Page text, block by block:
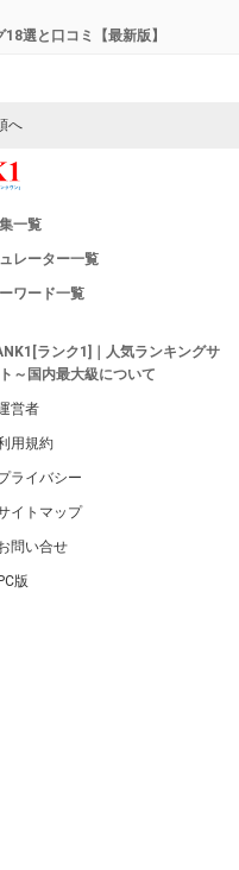
選と口コミ【最新版】
へ
一覧
レーター一覧
ワード一覧
ランク1]｜人気ランキングサ
～国内最大級について
営者
用規約
ライバシー
イトマップ
問い合せ
PC版